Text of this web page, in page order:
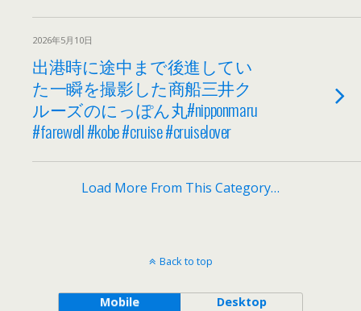
2026年5月10日
出港時に途中まで後進してい
た一瞬を撮影した商船三井ク
ルーズのにっぽん丸#nipponmaru
#farewell #kobe #cruise #cruiselover
Load More From This Category…
Back to top
Mobile Desktop